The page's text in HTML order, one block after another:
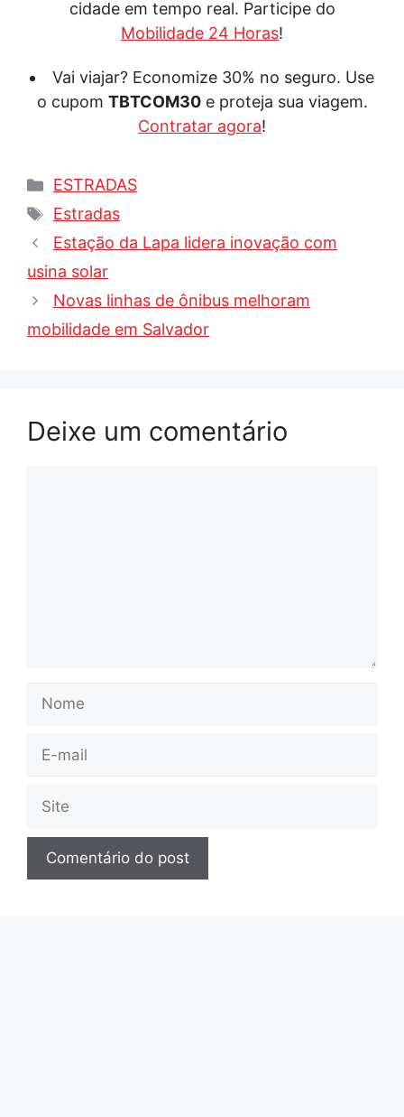
cidade em tempo real. Participe do
Mobilidade 24 Horas!
Vai viajar? Economize 30% no seguro. Use
o cupom TBTCOM30e proteja sua viagem.
Contratar agora!
Categorias
ESTRADAS
Tags
Estradas
Estação da Lapa lidera inovação com
usina solar
Novas linhas de ônibus melhoram
mobilidade em Salvador
Deixe um comentário
Nome
E-
Site